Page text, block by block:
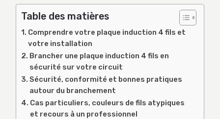
Table des matières
Comprendre votre plaque induction 4 fils et
votre installation
Brancher une plaque induction 4 fils en
sécurité sur votre circuit
Sécurité, conformité et bonnes pratiques
autour du branchement
Cas particuliers, couleurs de fils atypiques
et recours à un professionnel